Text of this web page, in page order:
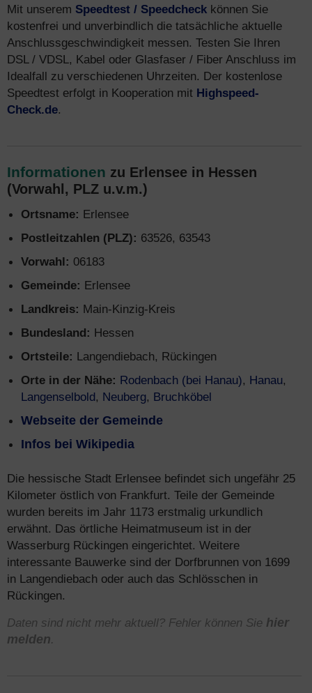
Mit unserem Speedtest / Speedcheck können Sie
kostenfrei und unverbindlich die tatsächliche aktuelle
Anschlussgeschwindigkeit messen. Testen Sie Ihren
DSL / VDSL, Kabel oder Glasfaser / Fiber Anschluss im
Idealfall zu verschiedenen Uhrzeiten. Der kostenlose
Speedtest erfolgt in Kooperation mit Highspeed-
Check.de.
Informationen zu Erlensee in Hessen
(Vorwahl, PLZ u.v.m.)
Ortsname: Erlensee
Postleitzahlen (PLZ): 63526, 63543
Vorwahl: 06183
Gemeinde: Erlensee
Landkreis: Main-Kinzig-Kreis
Bundesland: Hessen
Ortsteile: Langendiebach, Rückingen
Orte in der Nähe: Rodenbach (bei Hanau), Hanau,
Langenselbold, Neuberg, Bruchköbel
Webseite der Gemeinde
Infos bei Wikipedia
Die hessische Stadt Erlensee befindet sich ungefähr 25
Kilometer östlich von Frankfurt. Teile der Gemeinde
wurden bereits im Jahr 1173 erstmalig urkundlich
erwähnt. Das örtliche Heimatmuseum ist in der
Wasserburg Rückingen eingerichtet. Weitere
interessante Bauwerke sind der Dorfbrunnen von 1699
in Langendiebach oder auch das Schlösschen in
Rückingen.
Daten sind nicht mehr aktuell? Fehler können Sie hier
melden.